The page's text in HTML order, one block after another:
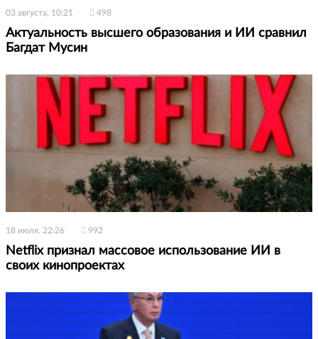
03 августа, 10:21 498
Актуальность высшего образования и ИИ сравнил
Багдат Мусин
18 июля, 22:26 992
Netflix признал массовое использование ИИ в
своих кинопроектах